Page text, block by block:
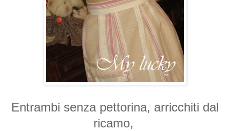
Entrambi senza pettorina, arricchiti dal
ricamo,